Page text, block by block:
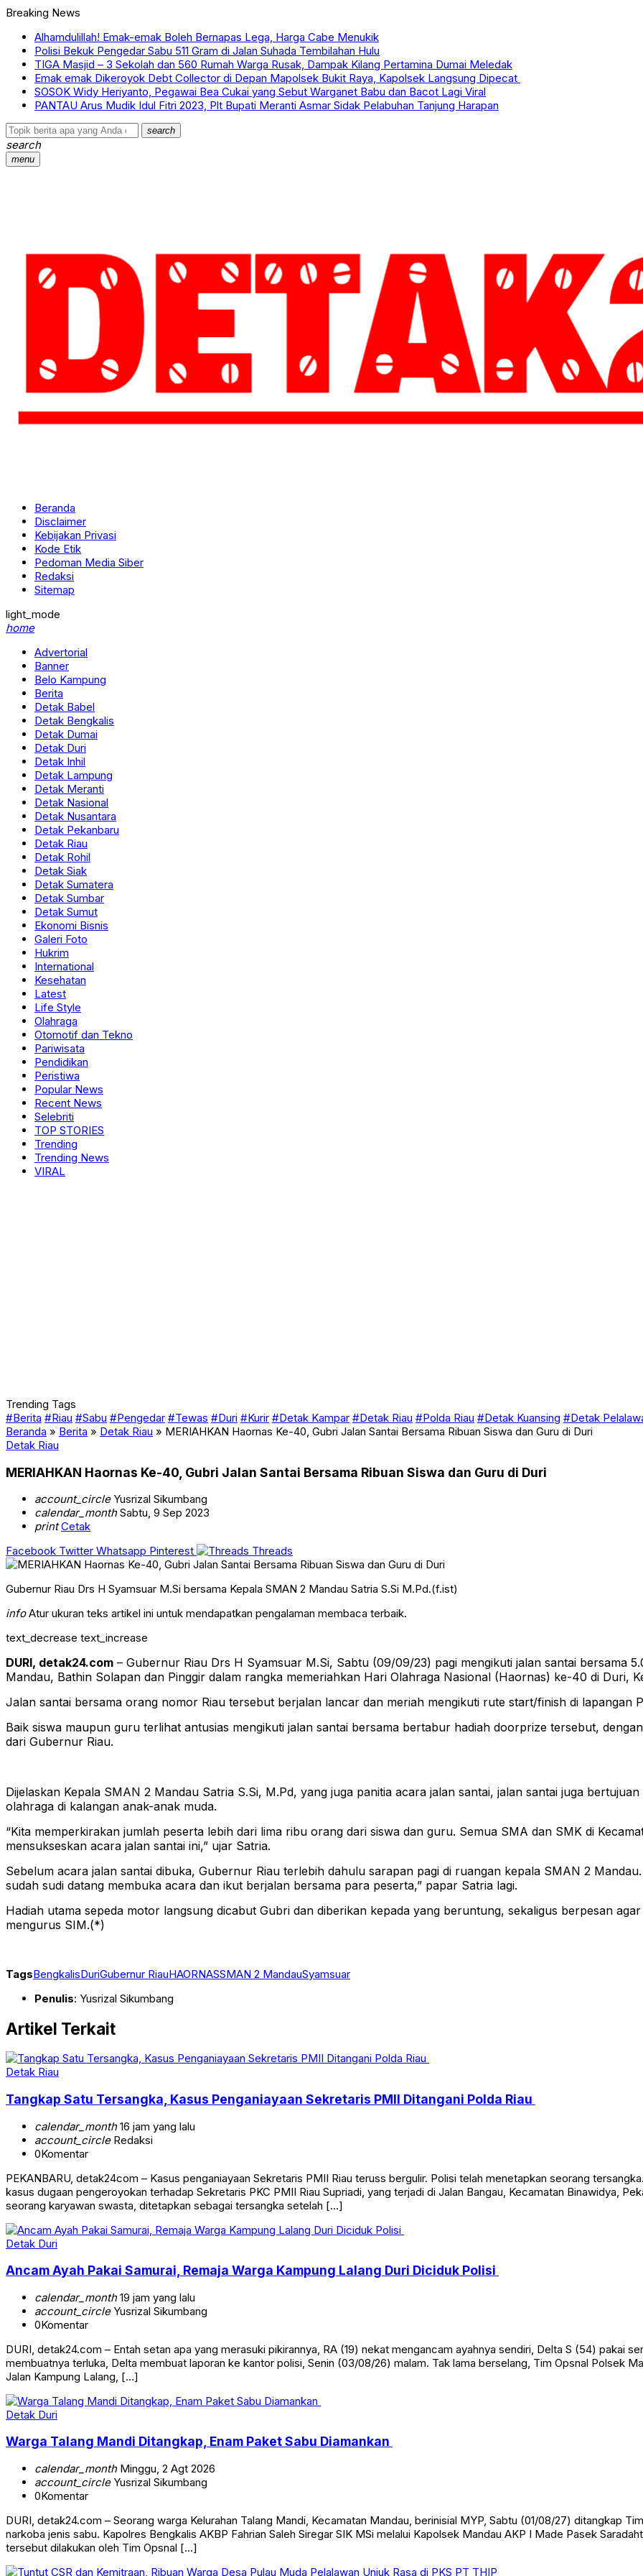
Breaking News
Alhamdulillah! Emak-emak Boleh Bernapas Lega, Harga Cabe Menukik
Polisi Bekuk Pengedar Sabu 511 Gram di Jalan Suhada Tembilahan Hulu
TIGA Masjid – 3 Sekolah dan 560 Rumah Warga Rusak, Dampak Kilang Pertamina Dumai Meledak
Emak emak Dikeroyok Debt Collector di Depan Mapolsek Bukit Raya, Kapolsek Langsung Dipecat
SOSOK Widy Heriyanto, Pegawai Bea Cukai yang Sebut Warganet Babu dan Bacot Lagi Viral
PANTAU Arus Mudik Idul Fitri 2023, Plt Bupati Meranti Asmar Sidak Pelabuhan Tanjung Harapan
search
search
menu
Beranda
Disclaimer
Kebijakan Privasi
Kode Etik
Pedoman Media Siber
Redaksi
Sitemap
light_mode
home
Advertorial
Banner
Belo Kampung
Berita
Detak Babel
Detak Bengkalis
Detak Dumai
Detak Duri
Detak Inhil
Detak Lampung
Detak Meranti
Detak Nasional
Detak Nusantara
Detak Pekanbaru
Detak Riau
Detak Rohil
Detak Siak
Detak Sumatera
Detak Sumbar
Detak Sumut
Ekonomi Bisnis
Galeri Foto
Hukrim
International
Kesehatan
Latest
Life Style
Olahraga
Otomotif dan Tekno
Pariwisata
Pendidikan
Peristiwa
Popular News
Recent News
Selebriti
TOP STORIES
Trending
Trending News
VIRAL
Trending Tags
#Berita #Riau #Sabu #Pengedar #Tewas #Duri #Kurir #Detak Kampar #Detak Riau #Polda Riau #Detak Kuansing #Detak
Beranda » Berita » Detak Riau » MERIAHKAN Haornas Ke-40, Gubri Jalan Santai Bersama Ribuan Siswa dan Guru di Duri
Detak Riau
MERIAHKAN Haornas Ke-40, Gubri Jalan Santai Bersama Ribuan Siswa dan Guru di Duri
account_circleYusrizal Sikumbang
calendar_monthSabtu, 9 Sep 2023
print Cetak
Facebook Twitter Whatsapp Pinterest Threads
Gubernur Riau Drs H Syamsuar M.Si bersama Kepala SMAN 2 Mandau Satria S.Si M.Pd.(f.ist)
infoAtur ukuran teks artikel ini untuk mendapatkan pengalaman membaca terbaik.
text_decrease text_increase
DURI, detak24.com – Gubernur Riau Drs H Syamsuar M.Si, Sabtu (09/09/23) pagi mengikuti jalan santai bersama
Mandau, Bathin Solapan dan Pinggir dalam rangka memeriahkan Hari Olahraga Nasional (Haornas) ke-40 di Duri,
Jalan santai bersama orang nomor Riau tersebut berjalan lancar dan meriah mengikuti rute start/finish di
Baik siswa maupun guru terlihat antusias mengikuti jalan santai bersama bertabur hadiah doorprize tersebut,
dari Gubernur Riau.
Dijelaskan Kepala SMAN 2 Mandau Satria S.Si, M.Pd, yang juga panitia acara jalan santai, jalan santai juga
olahraga di kalangan anak-anak muda.
“Kita memperkirakan jumlah peserta lebih dari lima ribu orang dari siswa dan guru. Semua SMA dan SMK di
mensukseskan acara jalan santai ini,” ujar Satria.
Sebelum acara jalan santai dibuka, Gubernur Riau terlebih dahulu sarapan pagi di ruangan kepala SMAN 2
sudah sudi datang membuka acara dan ikut berjalan bersama para peserta,” papar Satria lagi.
Hadiah utama sepeda motor langsung dicabut Gubri dan diberikan kepada yang beruntung, sekaligus berpesan
mengurus SIM.(*)
TagsBengkalisDuriGubernur RiauHAORNASSMAN 2 MandauSyamsuar
Penulis: Yusrizal Sikumbang
Artikel Terkait
Detak Riau
Tangkap Satu Tersangka, Kasus Penganiayaan Sekretaris PMII Ditangani Polda Riau
calendar_month16 jam yang lalu
account_circleRedaksi
0Komentar
PEKANBARU, detak24com – Kasus penganiayaan Sekretaris PMII Riau teruss bergulir. Polisi telah menetapkan seorang
kasus dugaan pengeroyokan terhadap Sekretaris PKC PMII Riau Supriadi, yang terjadi di Jalan Bangau, Kecamatan Binawidya,
seorang karyawan swasta, ditetapkan sebagai tersangka setelah […]
Detak Duri
Ancam Ayah Pakai Samurai, Remaja Warga Kampung Lalang Duri Diciduk Polisi
calendar_month19 jam yang lalu
account_circleYusrizal Sikumbang
0Komentar
DURI, detak24.com – Entah setan apa yang merasuki pikirannya, RA (19) nekat mengancam ayahnya sendiri, Delta S (54) pakai
membuatnya terluka, Delta membuat laporan ke kantor polisi, Senin (03/08/26) malam. Tak lama berselang, Tim Opsnal Polsek
Jalan Kampung Lalang, […]
Detak Duri
Warga Talang Mandi Ditangkap, Enam Paket Sabu Diamankan
calendar_monthMinggu, 2 Agt 2026
account_circleYusrizal Sikumbang
0Komentar
DURI, detak24.com – Seorang warga Kelurahan Talang Mandi, Kecamatan Mandau, berinisial MYP, Sabtu (01/08/27) ditangkap
narkoba jenis sabu. Kapolres Bengkalis AKBP Fahrian Saleh Siregar SIK MSi melalui Kapolsek Mandau AKP I Made Pasek
tersebut dilakukan oleh Tim Opsnal […]